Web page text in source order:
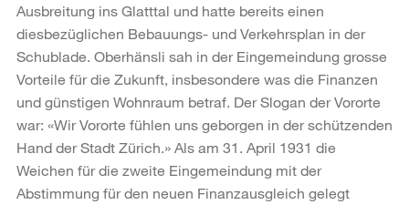
Ausbreitung ins Glatttal und hatte bereits einen
diesbezüglichen Bebauungs- und Verkehrsplan in der
Schublade. Oberhänsli sah in der Eingemeindung grosse
Vorteile für die Zukunft, insbesondere was die Finanzen
und günstigen Wohnraum betraf. Der Slogan der Vororte
war: «Wir Vororte fühlen uns geborgen in der schützenden
Hand der Stadt Zürich.» Als am 31. April 1931 die
Weichen für die zweite Eingemeindung mit der
Abstimmung für den neuen Finanzausgleich gelegt